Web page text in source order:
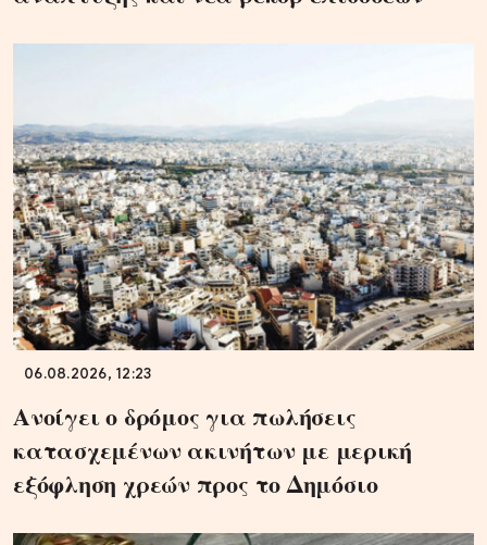
06.08.2026, 12:23
Ανοίγει ο δρόμος για πωλήσεις
κατασχεμένων ακινήτων με μερική
εξόφληση χρεών προς το Δημόσιο